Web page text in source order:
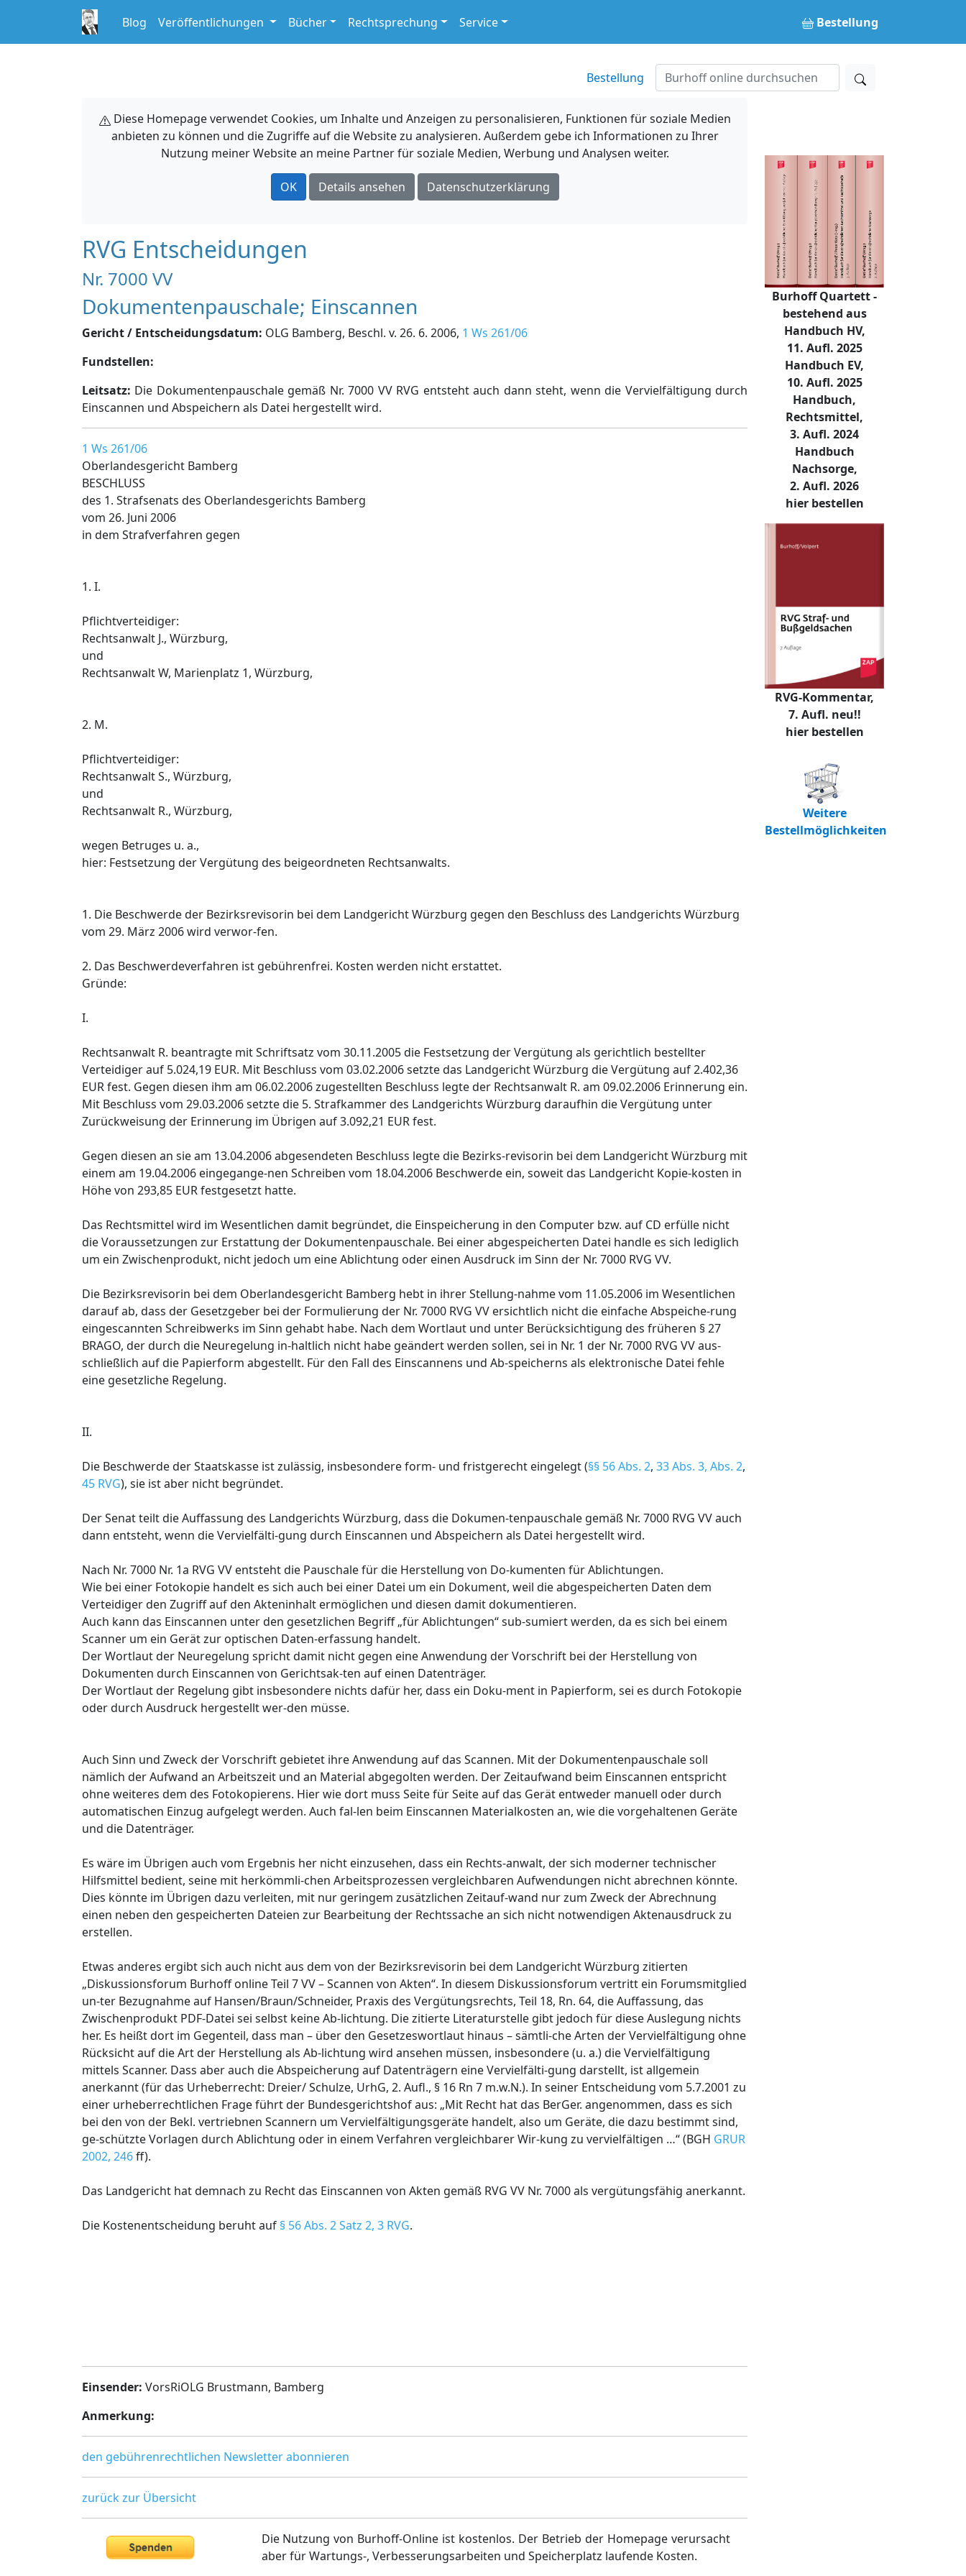
Blog Veröffentlichungen Bücher Rechtsprechung Service Bestellung
Bestellung
Diese Homepage verwendet Cookies, um Inhalte und Anzeigen zu personalisieren, Funktionen für soziale Medien
anbieten zu können und die Zugriffe auf die Website zu analysieren. Außerdem gebe ich Informationen zu Ihrer
Nutzung meiner Website an meine Partner für soziale Medien, Werbung und Analysen weiter.
OK Details ansehen Datenschutzerklärung
RVG Entscheidungen
Nr. 7000 VV
Dokumentenpauschale; Einscannen
Gericht / Entscheidungsdatum: OLG Bamberg, Beschl. v. 26. 6. 2006, 1 Ws 261/06
Fundstellen:
Leitsatz: Die Dokumentenpauschale gemäß Nr. 7000 VV RVG entsteht auch dann steht, wenn die Vervielfältigung durch
Einscannen und Abspeichern als Datei hergestellt wird.
1 Ws 261/06
Oberlandesgericht Bamberg
BESCHLUSS
des 1. Strafsenats des Oberlandesgerichts Bamberg
vom 26. Juni 2006
in dem Strafverfahren gegen
1. I.
Pflichtverteidiger:
Rechtsanwalt J., Würzburg,
und
Rechtsanwalt W, Marienplatz 1, Würzburg,
2. M.
Pflichtverteidiger:
Rechtsanwalt S., Würzburg,
und
Rechtsanwalt R., Würzburg,
wegen Betruges u. a.,
hier: Festsetzung der Vergütung des beigeordneten Rechtsanwalts.
1. Die Beschwerde der Bezirksrevisorin bei dem Landgericht Würzburg gegen den Beschluss des Landgerichts Würzburg
vom 29. März 2006 wird verwor-fen.
2. Das Beschwerdeverfahren ist gebührenfrei. Kosten werden nicht erstattet.
Gründe:
I.
Rechtsanwalt R. beantragte mit Schriftsatz vom 30.11.2005 die Festsetzung der Vergütung als gerichtlich bestellter
Verteidiger auf 5.024,19 EUR. Mit Beschluss vom 03.02.2006 setzte das Landgericht Würzburg die Vergütung auf 2.402,36
EUR fest. Gegen diesen ihm am 06.02.2006 zugestellten Beschluss legte der Rechtsanwalt R. am 09.02.2006 Erinnerung ein.
Mit Beschluss vom 29.03.2006 setzte die 5. Strafkammer des Landgerichts Würzburg daraufhin die Vergütung unter
Zurückweisung der Erinnerung im Übrigen auf 3.092,21 EUR fest.
Gegen diesen an sie am 13.04.2006 abgesendeten Beschluss legte die Bezirks-revisorin bei dem Landgericht Würzburg mit
einem am 19.04.2006 eingegange-nen Schreiben vom 18.04.2006 Beschwerde ein, soweit das Landgericht Kopie-kosten in
Höhe von 293,85 EUR festgesetzt hatte.
Das Rechtsmittel wird im Wesentlichen damit begründet, die Einspeicherung in den Computer bzw. auf CD erfülle nicht
die Voraussetzungen zur Erstattung der Dokumentenpauschale. Bei einer abgespeicherten Datei handle es sich lediglich
um ein Zwischenprodukt, nicht jedoch um eine Ablichtung oder einen Ausdruck im Sinn der Nr. 7000 RVG VV.
Die Bezirksrevisorin bei dem Oberlandesgericht Bamberg hebt in ihrer Stellung-nahme vom 11.05.2006 im Wesentlichen
darauf ab, dass der Gesetzgeber bei der Formulierung der Nr. 7000 RVG VV ersichtlich nicht die einfache Abspeiche-rung
eingescannten Schreibwerks im Sinn gehabt habe. Nach dem Wortlaut und unter Berücksichtigung des früheren § 27
BRAGO, der durch die Neuregelung in-haltlich nicht habe geändert werden sollen, sei in Nr. 1 der Nr. 7000 RVG VV aus-
schließlich auf die Papierform abgestellt. Für den Fall des Einscannens und Ab-speicherns als elektronische Datei fehle
eine gesetzliche Regelung.
II.
Die Beschwerde der Staatskasse ist zulässig, insbesondere form- und fristgerecht eingelegt (§§ 56 Abs. 2, 33 Abs. 3, Abs. 2,
45 RVG), sie ist aber nicht begründet.
Der Senat teilt die Auffassung des Landgerichts Würzburg, dass die Dokumen-tenpauschale gemäß Nr. 7000 RVG VV auch
dann entsteht, wenn die Vervielfälti-gung durch Einscannen und Abspeichern als Datei hergestellt wird.
Nach Nr. 7000 Nr. 1a RVG VV entsteht die Pauschale für die Herstellung von Do-kumenten für Ablichtungen.
Wie bei einer Fotokopie handelt es sich auch bei einer Datei um ein Dokument, weil die abgespeicherten Daten dem
Verteidiger den Zugriff auf den Akteninhalt ermöglichen und diesen damit dokumentieren.
Auch kann das Einscannen unter den gesetzlichen Begriff „für Ablichtungen“ sub-sumiert werden, da es sich bei einem
Scanner um ein Gerät zur optischen Daten-erfassung handelt.
Der Wortlaut der Neuregelung spricht damit nicht gegen eine Anwendung der Vorschrift bei der Herstellung von
Dokumenten durch Einscannen von Gerichtsak-ten auf einen Datenträger.
Der Wortlaut der Regelung gibt insbesondere nichts dafür her, dass ein Doku-ment in Papierform, sei es durch Fotokopie
oder durch Ausdruck hergestellt wer-den müsse.
Auch Sinn und Zweck der Vorschrift gebietet ihre Anwendung auf das Scannen. Mit der Dokumentenpauschale soll
nämlich der Aufwand an Arbeitszeit und an Material abgegolten werden. Der Zeitaufwand beim Einscannen entspricht
ohne weiteres dem des Fotokopierens. Hier wie dort muss Seite für Seite auf das Gerät entweder manuell oder durch
automatischen Einzug aufgelegt werden. Auch fal-len beim Einscannen Materialkosten an, wie die vorgehaltenen Geräte
und die Datenträger.
Es wäre im Übrigen auch vom Ergebnis her nicht einzusehen, dass ein Rechts-anwalt, der sich moderner technischer
Hilfsmittel bedient, seine mit herkömmli-chen Arbeitsprozessen vergleichbaren Aufwendungen nicht abrechnen könnte.
Dies könnte im Übrigen dazu verleiten, mit nur geringem zusätzlichen Zeitauf-wand nur zum Zweck der Abrechnung
einen neben den gespeicherten Dateien zur Bearbeitung der Rechtssache an sich nicht notwendigen Aktenausdruck zu
erstellen.
Etwas anderes ergibt sich auch nicht aus dem von der Bezirksrevisorin bei dem Landgericht Würzburg zitierten
„Diskussionsforum Burhoff online Teil 7 VV – Scannen von Akten“. In diesem Diskussionsforum vertritt ein Forumsmitglied
un-ter Bezugnahme auf Hansen/Braun/Schneider, Praxis des Vergütungsrechts, Teil 18, Rn. 64, die Auffassung, das
Zwischenprodukt PDF-Datei sei selbst keine Ab-lichtung. Die zitierte Literaturstelle gibt jedoch für diese Auslegung nichts
her. Es heißt dort im Gegenteil, dass man – über den Gesetzeswortlaut hinaus – sämtli-che Arten der Vervielfältigung ohne
Rücksicht auf die Art der Herstellung als Ab-lichtung wird ansehen müssen, insbesondere (u. a.) die Vervielfältigung
mittels Scanner. Dass aber auch die Abspeicherung auf Datenträgern eine Vervielfälti-gung darstellt, ist allgemein
anerkannt (für das Urheberrecht: Dreier/ Schulze, UrhG, 2. Aufl., § 16 Rn 7 m.w.N.). In seiner Entscheidung vom 5.7.2001 zu
einer urheberrechtlichen Frage führt der Bundesgerichtshof aus: „Mit Recht hat das BerGer. angenommen, dass es sich
bei den von der Bekl. vertriebnen Scannern um Vervielfältigungsgeräte handelt, also um Geräte, die dazu bestimmt sind,
ge-schützte Vorlagen durch Ablichtung oder in einem Verfahren vergleichbarer Wir-kung zu vervielfältigen …“ (BGH GRUR
2002, 246ff).
Das Landgericht hat demnach zu Recht das Einscannen von Akten gemäß RVG VV Nr. 7000 als vergütungsfähig anerkannt.
Die Kostenentscheidung beruht auf § 56 Abs. 2 Satz 2, 3 RVG.
Einsender: VorsRiOLG Brustmann, Bamberg
Anmerkung:
den gebührenrechtlichen Newsletter abonnieren
zurück zur Übersicht
Die Nutzung von Burhoff-Online ist kostenlos. Der Betrieb der Homepage verursacht
aber für Wartungs-, Verbesserungsarbeiten und Speicherplatz laufende Kosten.
Burhoff Quartett -
bestehend aus
Handbuch HV,
11. Aufl. 2025
Handbuch EV,
10. Aufl. 2025
Handbuch,
Rechtsmittel,
3. Aufl. 2024
Handbuch
Nachsorge,
2. Aufl. 2026
hier bestellen
RVG-Kommentar,
7. Aufl. neu!!
hier bestellen
Weitere
Bestellmöglichkeiten